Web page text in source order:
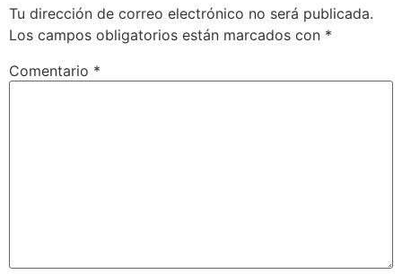
Tu dirección de correo electrónico no será publicada.
Los campos obligatorios están marcados con *
Comentario *